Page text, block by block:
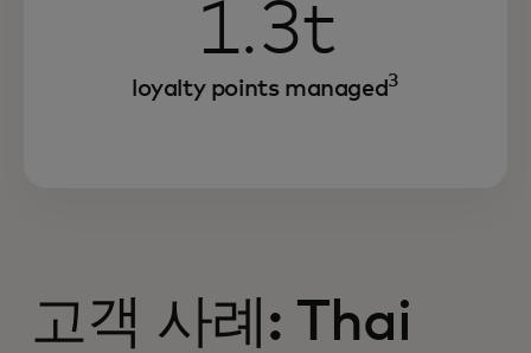
1.3t
loyalty points managed3
고객 사례: Thai